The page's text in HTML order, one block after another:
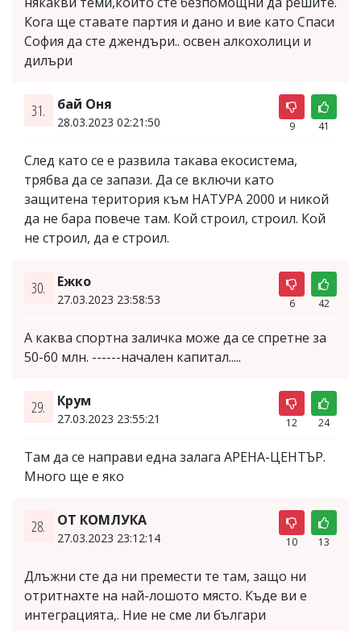
Кога ще ставате партия и дано и вие като Спаси
София да сте джендъри.. освен алкохолици и
дилъри
31. бай Оня
28.03.2023 02:21:50 9 41
След като се е развила такава екосистема,
трябва да се запази. Да се включи като
защитена територия към НАТУРА 2000 и никой
да не бара повече там. Кой строил, строил. Кой
не строил, да е строил.
30. Ежко
27.03.2023 23:58:53 6 42
А каква спортна заличка може да се спретне за
50-60 млн. ------начален капитал.....
29. Крум
27.03.2023 23:55:21 12 24
Там да се направи една залага АРЕНА-ЦЕНТЪР.
Много ще е яко
28. ОТ КОМЛУКА
27.03.2023 23:12:14 10 13
Длъжни сте да ни премести те там, защо ни
отритнахте на най-лошото място. Къде ви е
интеграцията,. Ние не сме ли българи